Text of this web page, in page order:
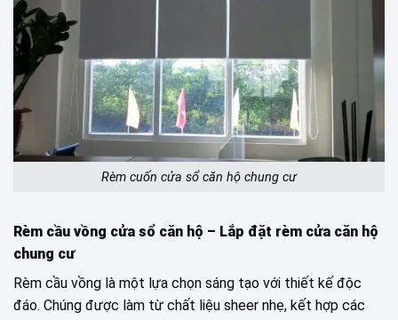
Rèm cuốn cửa sổ căn hộ chung cư
Rèm cầu vồng cửa sổ căn hộ – Lắp đặt rèm cửa căn hộ
chung cư
Rèm cầu vồng là một lựa chọn sáng tạo với thiết kế độc
đáo. Chúng được làm từ chất liệu sheer nhẹ, kết hợp các